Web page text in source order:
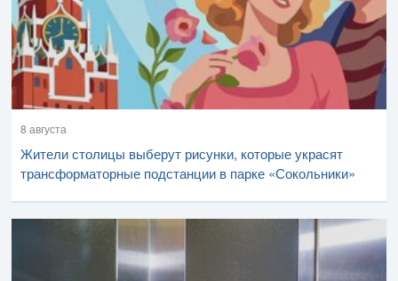
8 августа
Жители столицы выберут рисунки, которые украсят
трансформаторные подстанции в парке «Сокольники»